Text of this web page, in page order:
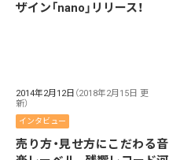
ザイン「nano」リリース！
2014年2月12日 （2018年2月15日 更
新）
インタビュー
売り方・見せ方にこだわる音